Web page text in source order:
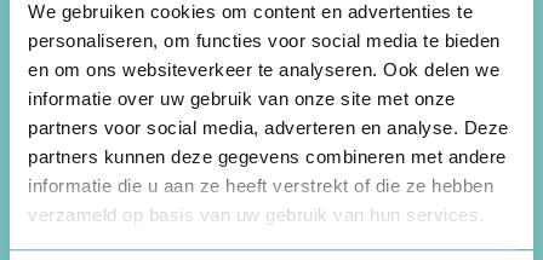
We gebruiken cookies om content en advertenties te
personaliseren, om functies voor social media te bieden
en om ons websiteverkeer te analyseren. Ook delen we
informatie over uw gebruik van onze site met onze
partners voor social media, adverteren en analyse. Deze
partners kunnen deze gegevens combineren met andere
informatie die u aan ze heeft verstrekt of die ze hebben
verzameld op basis van uw gebruik van hun services.